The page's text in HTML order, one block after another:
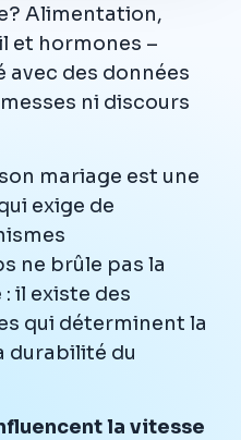
Alimentation,
et hormones –
avec des données
ni discours
mariage est une
exige de
ne brûle pas la
il existe des
qui déterminent la
durabilité du
la vitesse